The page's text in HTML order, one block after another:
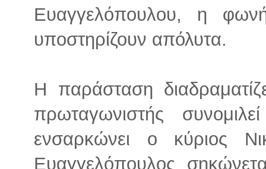
Ευαγγελόπουλου, η
υποστηρίζουν απόλυτα.
Η παράσταση
πρωταγωνιστής
ενσαρκώνει ο κύριος
Ευαγγελόπουλος